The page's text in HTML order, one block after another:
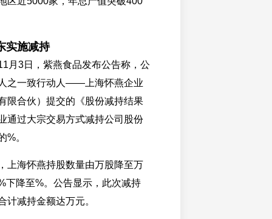
实施减持
月3日，紫燕食品发布公告称，公
之一致行动人——上海怀燕企业
限合伙）提交的《股份减持结果
通过大宗交易方式减持公司股份
%。
上海怀燕持股数量由万股降至万
下降至%。公告显示，此次减持
计减持金额达万元。